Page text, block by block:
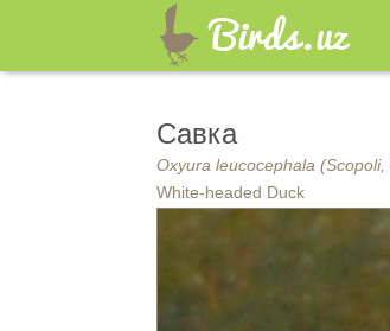
Савка
Oxyura leucocephala (Scopoli,
White-headed Duck